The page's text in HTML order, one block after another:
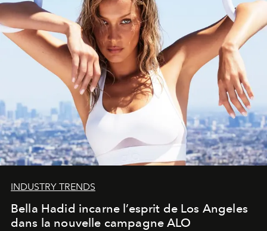
INDUSTRY TRENDS
Bella Hadid incarne l’esprit de Los Angeles
dans la nouvelle campagne ALO